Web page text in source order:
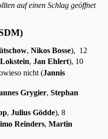
auf einen Schlag geöffnet
, Nikos Bosse), 12
, Jan Ehlert), 10
nicht (Jannis
Grygier, Stephan
, Julius Gödde), 8
Reinders, Martin